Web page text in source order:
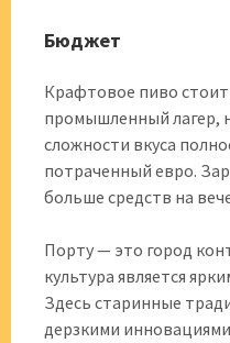
Бюджет
Крафтовое пиво
промышленный лагер,
сложности вкуса
потраченный евро.
больше средств на
Порту — это город
культура является
Здесь старинные
дерзкими